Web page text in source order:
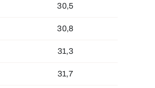
30,5
30,8
31,3
31,7